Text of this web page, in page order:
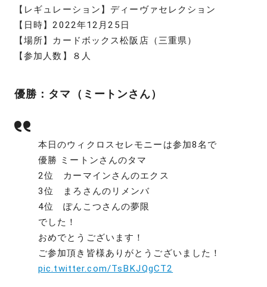
【レギュレーション】ディーヴァセレクション
【日時】2022年12月25日
【場所】カードボックス松阪店（三重県）
【参加人数】８人
優勝：タマ（ミートンさん）
本日のウィクロスセレモニーは参加8名で
優勝 ミートンさんのタマ
2位 カーマインさんのエクス
3位 まろさんのリメンバ
4位 ぽんこつさんの夢限
でした！
おめでとうございます！
ご参加頂き皆様ありがとうございました！
pic.twitter.com/TsBKJQgCT2